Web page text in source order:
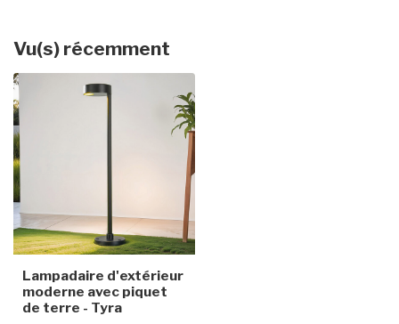
Vu(s) récemment
Lampadaire d'extérieur
moderne avec piquet
de terre - Tyra